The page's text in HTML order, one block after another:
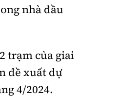
nhà đầu
trạm của giai
đề xuất dự
4/2024.